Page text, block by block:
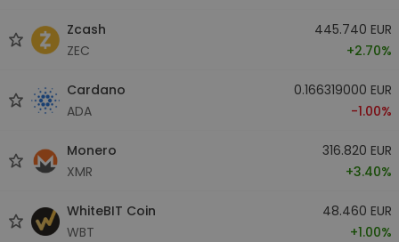
Zcash
ZEC
445.740 EUR
+2.70%
Cardano
ADA
0.166319000 EUR
-1.00%
Monero
XMR
316.820 EUR
+3.40%
WhiteBIT Coin
WBT
48.460 EUR
+1.00%